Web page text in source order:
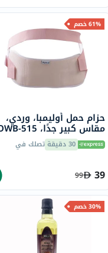
61% خصم
حزام حمل أوليمبا، وردي،
مقاس كبير جدًا، OWB-515
30 دقيقة تصلك في
39
99
30% خصم